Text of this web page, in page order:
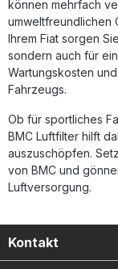
können mehrfach
umweltfreundlichen
Ihrem Fiat sorgen
sondern auch für
Wartungskosten
Fahrzeugs.
Ob für sportliches
BMC Luftfilter hilft
auszuschöpfen.
von BMC und
Luftversorgung.
Kontakt